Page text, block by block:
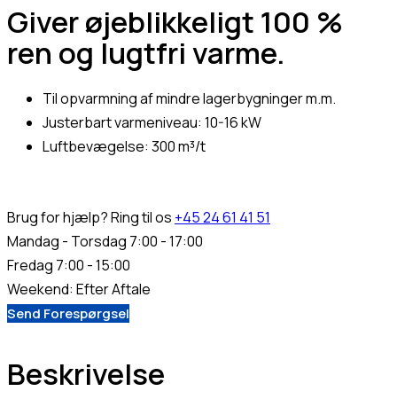
Giver øjeblikkeligt 100 %
ren og lugtfri varme.
Til opvarmning af mindre lagerbygninger m.m.
Justerbart varmeniveau: 10-16 kW
Luftbevægelse: 300 m³/t
Brug for hjælp? Ring til os +45 24 61 41 51
Mandag - Torsdag 7:00 - 17:00
Fredag 7:00 - 15:00
Weekend: Efter Aftale
Send Forespørgsel
Beskrivelse